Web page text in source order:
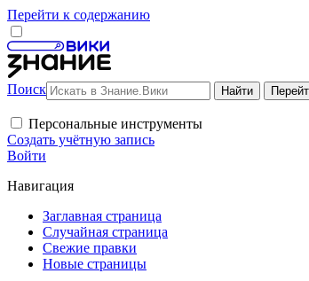
Перейти к содержанию
Поиск
Персональные инструменты
Создать учётную запись
Войти
Навигация
Заглавная страница
Случайная страница
Свежие правки
Новые страницы